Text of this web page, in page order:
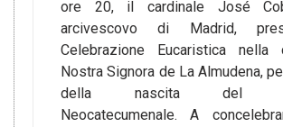
ore 20, il cardinale José
arcivescovo di Madrid,
Celebrazione Eucaristica nella
Nostra Signora de La Almudena,
della nascita del
Neocatecumenale. A